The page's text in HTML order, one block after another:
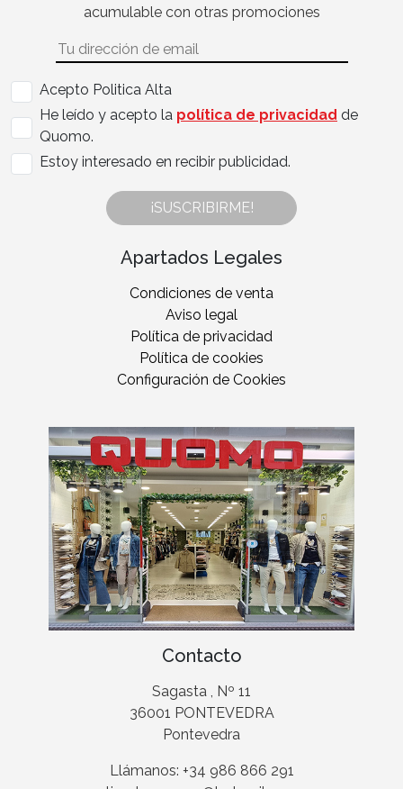
acumulable con otras promociones
Acepto Politica Alta
He leído y acepto la política de privacidad de
Quomo.
Estoy interesado en recibir publicidad.
¡SUSCRIBIRME!
Apartados Legales
Condiciones de venta
Aviso legal
Política de privacidad
Política de cookies
Configuración de Cookies
Contacto
Sagasta , Nº 11
36001 PONTEVEDRA
Pontevedra
Llámanos: +34 986 866 291